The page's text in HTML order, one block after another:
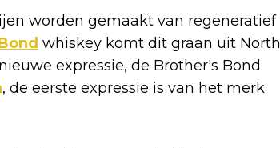
worden gemaakt van regeneratief
whiskey komt dit graan uit North
expressie, de Brother's Bond
, de eerste expressie is van het merk